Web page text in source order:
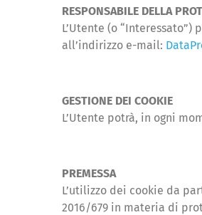
RESPONSABILE DELLA
L’Utente (o
all’indirizzo e-mail:
GESTIONE DEI COOKIE
L’Utente potrà, in ogni
PREMESSA
L’utilizzo dei cookie da
2016/679 in materia di